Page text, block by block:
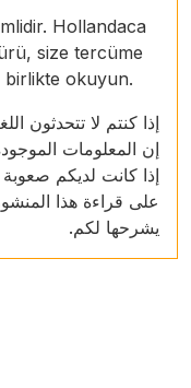
Hollandaca
size tercüme
birlikte okuyun.
إذا كنتم لا تتحدثون
إن المعلومات
إذا كانت لديكم صعوبة
على قراءة هذا
يشرحها لكم.